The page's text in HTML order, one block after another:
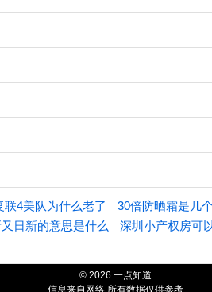
联4美队为什么老了 30倍防晒霜是几
日新的意思是什么 深圳小产权房可
© 2026 一点知道
信息来自网络 所有数据仅供参考